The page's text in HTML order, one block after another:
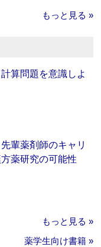
もっと見る »
算問題を意識しよ
輩薬剤師のキャリ
方薬研究の可能性
もっと見る »
薬学生向け書籍 »